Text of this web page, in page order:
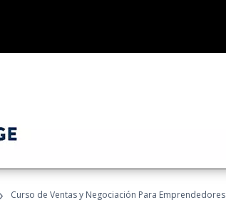
› Curso de Ventas y Negociación Para Emprendedores